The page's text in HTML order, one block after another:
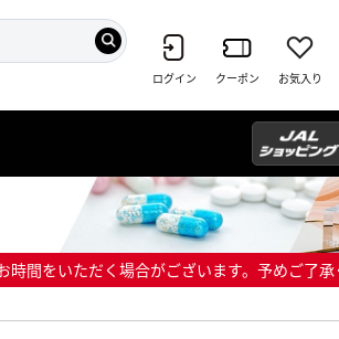
ログイン クーポン お気入り
間をいただく場合がございます。予めご了承